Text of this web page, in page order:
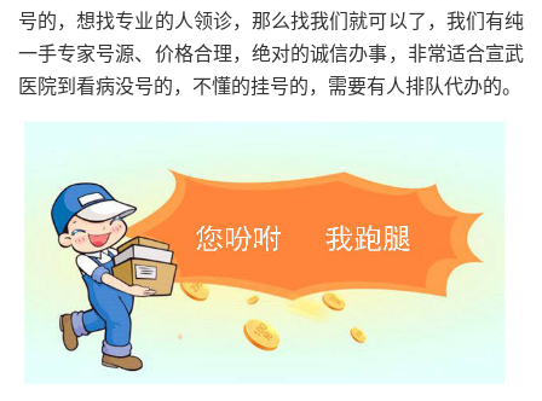
号的，想找专业的人领诊，那么找我们就可以了，我们有纯
一手专家号源、价格合理，绝对的诚信办事，非常适合宣武
医院到看病没号的，不懂的挂号的，需要有人排队代办的。